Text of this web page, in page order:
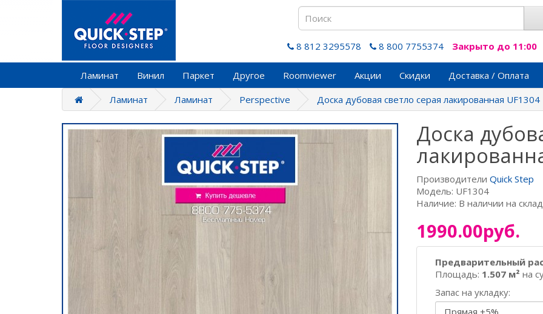
8 812 3295578 8 800 7755374 Закрыто до 11:00
Ламинат Винил Паркет Другое Roomviewer Акции Скидки Доставка / Оплата
Ламинат
Ламинат Perspective Доска дубовая светло серая лакированная UF1304
Доска
Производители Quick Step
Модель: UF1304
Наличие: В наличии на
1990.00руб.
Предварительный
Площадь: 1.507 м² на
Запас на укладку: